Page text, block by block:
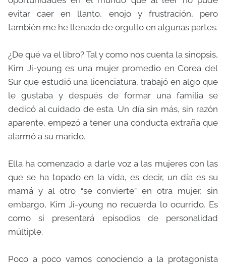
evitar caer en llanto, enojo y frustración, pero
también me he llenado de orgullo en algunas partes.
¿De qué va el libro? Tal y como nos cuenta la sinopsis,
Kim Ji-young es una mujer promedio en Corea del
Sur que estudió una licenciatura, trabajó en algo que
le gustaba y después de formar una familia se
dedicó al cuidado de esta. Un día sin más, sin razón
aparente, empezó a tener una conducta extraña que
alarmó a su marido.
Ella ha comenzado a darle voz a las mujeres con las
que se ha topado en la vida, es decir, un día es su
mamá y al otro “se convierte” en otra mujer, sin
embargo, Kim Ji-young no recuerda lo ocurrido. Es
como si presentará episodios de personalidad
múltiple.
Poco a poco vamos conociendo a la protagonista